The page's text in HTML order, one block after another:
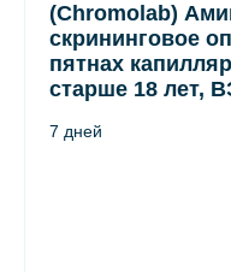
(Chromolab)
скрининговое
пятнах
старше 18 лет,
7 дней